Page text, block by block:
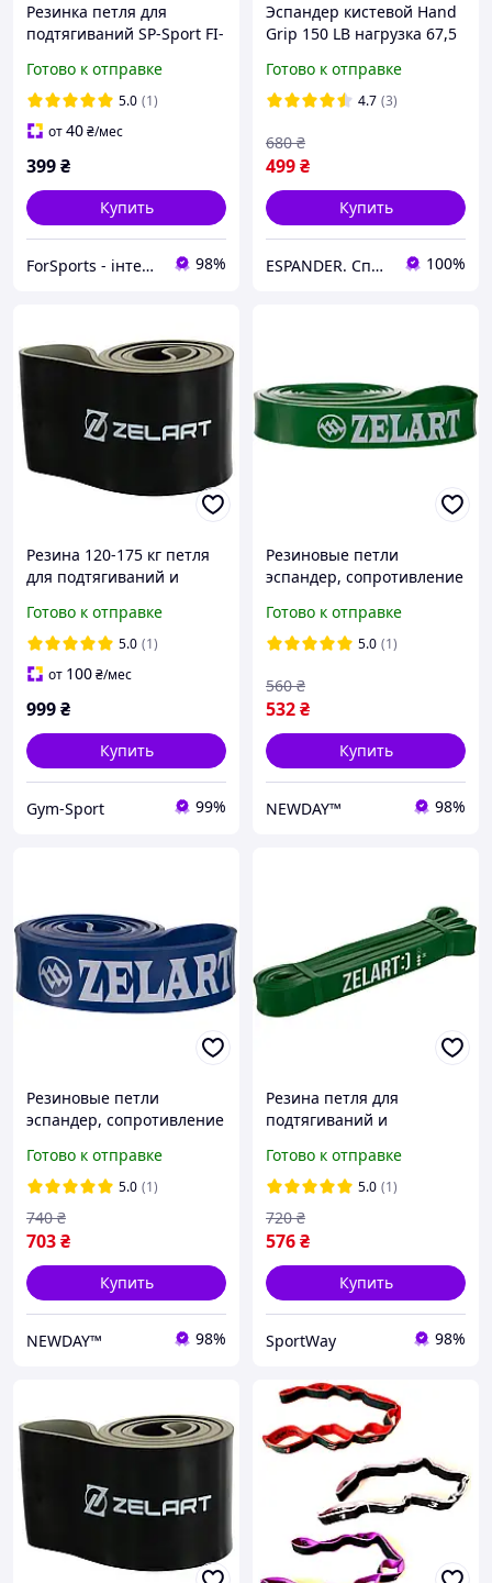
Резинка петля для
подтягиваний SP-Sport FI-
черный
Готово к отправке
5.0 (1)
от40₴/мес
399₴
Купить
ForSports - інтернет-магазин спортивних товарів 98%
Эспандер кистевой Hand
Grip 150 LB нагрузка 67,5
металлический для
кистей рук и запястья
Готово к отправке
4.7 (3)
499₴
680 ₴
Купить
ESPANDER. Спортивний інтернет-магазин. 100%
Резина 120-175 кг петля
для подтягиваний и
силовая Zelart POWER
LOOP FI-5439-8
Готово к отправке
5.0 (1)
от 100₴/мес
999₴
Купить
Gym-Sport 99%
Резиновые петли
эспандер, сопротивление
подтягивания на турнике
и фитнеса, латекс резина,
Готово к отправке
5.0 (1)
532₴
560 ₴
Купить
NEWDAY™ 98%
Резиновые петли
эспандер, сопротивление
подтягивания на турнике
и фитнеса, латекс резина,
FI-0889-4
Готово к отправке
5.0 (1)
703₴
740 ₴
Купить
NEWDAY™ 98%
Резина петля для
подтягиваний и
силовая Zelart POWER
BANDS нагрузка 16-39кг
зеленый
Готово к отправке
5.0 (1)
576₴
720 ₴
Купить
SportWay 98%